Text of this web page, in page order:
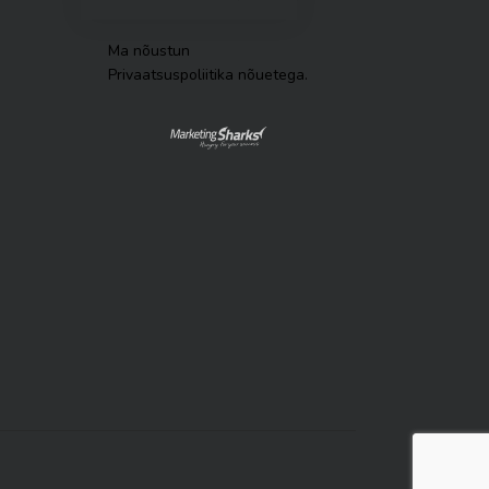
Ma nõustun
Privaatsuspoliitika nõuetega.